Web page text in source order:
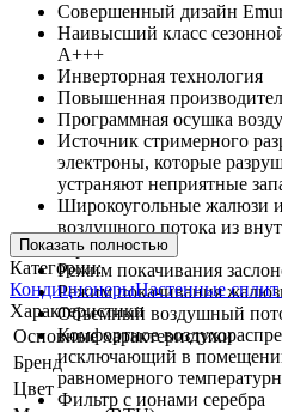
Совершенный дизайн
Наивысший класс
А+++
Инверторная технология
Повышенная
Программная осушка
Источник стримерного
электроны, которые
устраняют неприятные
Широкоугольные жалюзи
воздушного потока из
горизонтали
Режим покачивания
Режим покачивания
Объемный воздушный
Комфортное
исключающий в помещении
равномерного
Фильтр с ионами серебра
Показать полностью
Категории:
КондиционерыНастенные
Характеристики
Основные характеристики
Бренд
Цвет